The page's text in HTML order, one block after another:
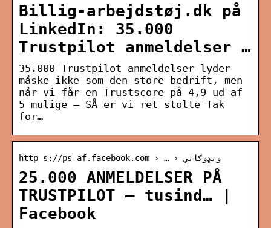
Billig-arbejdstøj.dk på
LinkedIn: 35.000
Trustpilot anmeldelser …
35.000 Trustpilot anmeldelser lyder
måske ikke som den store bedrift, men
når vi får en Trustscore på 4,9 ud af
5 mulige – SÅ er vi ret stolte Tak
for…
http s://ps-af.facebook.com › … › ویډوګاني
25.000 ANMELDELSER PÅ
TRUSTPILOT – tusind… |
Facebook